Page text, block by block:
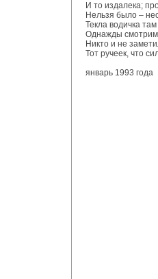
И то издалека;
Нельзя было –
Текла водичка
Однажды смотрим
Никто и не
Тот ручеек, что
январь 1993 года